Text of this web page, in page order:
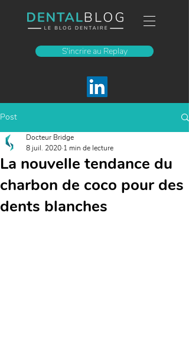
S'incrire au Replay
Post
La nouvelle tendance du
charbon de coco pour des
dents blanches
Docteur Bridge
8 juil. 2020 1 min de lecture